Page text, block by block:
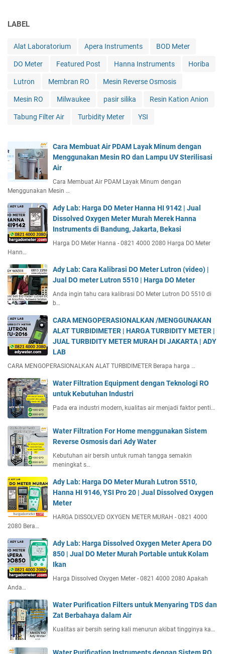
LABEL
Alat Laboratorium Apera Instruments BOD Meter
DO Meter Featured Post Hanna Instruments Horiba
Lutron Membran RO Mesin Reverse Osmosis
Mesin RO Milwaukee pasir silika Resin Kation Anion
Tabung Filter Air Turbidity Meter YSI
Cara Membuat Air PDAM Layak Minum dengan
Menggunakan Mesin RO dan Lampu UV Sterilisasi
Air
Cara Membuat Air PDAM Layak Minum dengan
Menggunakan Mesin …
Ady Lab: Harga DO Meter Hanna HI 9142 | Jual
Dissolved Oxygen Meter Murah Merek Hanna
Instruments di Bandung, Jakarta, Bekasi
Harga DO Meter Hanna - 0821 4000 2080 Harga DO Meter
Hann…
Ady Lab: Cara Kalibrasi DO Meter Lutron (video) |
Jual DO meter Lutron 5510 | Harga DO Meter
Anda ingin tahu cara kalibrasi DO Meter Lutron DO 5510 di
b…
CARA MENGOPERASIONALKAN /MENGGUNAKAN
ALAT TURBIDIMETER | HARGA TURBIDITY METER |
JUAL TURBIDITY METER MURAH DI JAKARTA | ADY
LAB
CARA MENGOPERASIONALKAN ALAT TURBIDIMETER Berapa harga …
Water Filtration Equipment dengan Teknologi RO
untuk Kebutuhan Industri
Pada era industri modern, kualitas air menjadi faktor penti…
Water Filtration For Home menggunakan Sistem
Reverse Osmosis dari Ady Water
Kebutuhan air bersih untuk rumah tangga semakin
meningkat s…
Ady Lab: Harga DO Meter Murah Lutron 5510,
Hanna HI 9146, YSI Pro 20 | Jual Dissolved Oxygen
Meter
HARGA DISSOLVED OXYGEN METER MURAH - 0821 4000
2080 Bera…
Ady Lab: Harga Dissolved Oxygen Meter Apera DO
850 | Jual DO Meter Murah Portable untuk Kolam
Ikan
Harga Dissolved Oxygen Meter - 0821 4000 2080 Apakah
Anda…
Water Purification Filters untuk Menyaring TDS dan
Zat Berbahaya dalam Air
Kualitas air bersih sering kali menurun akibat tingginya ka…